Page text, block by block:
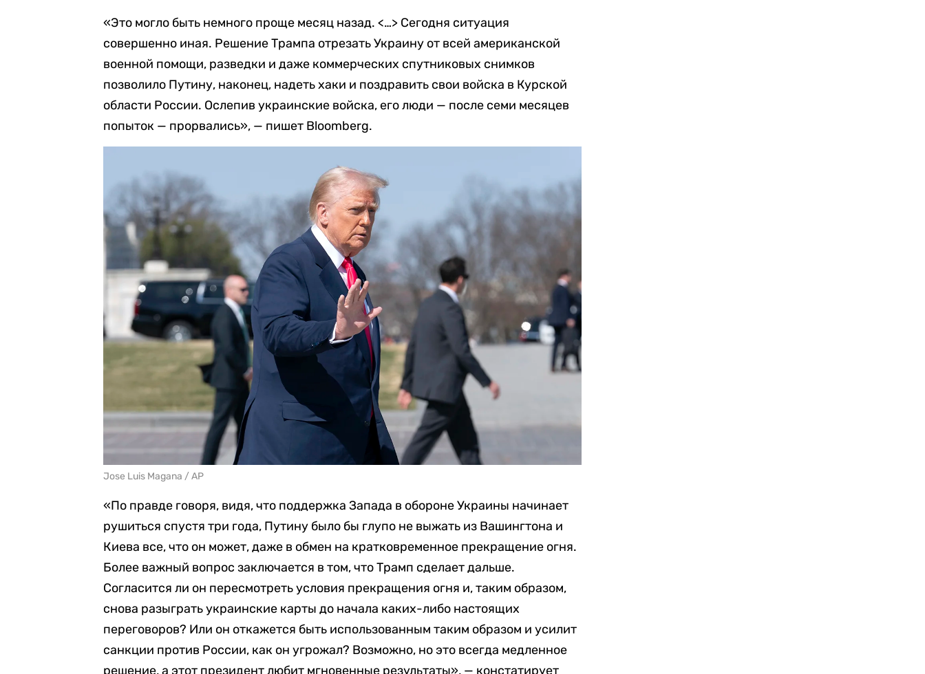
«Это могло быть немного проще месяц назад. <…> Сегодня ситуация
совершенно иная. Решение Трампа отрезать Украину от всей американской
военной помощи, разведки и даже коммерческих спутниковых снимков
позволило Путину, наконец, надеть хаки и поздравить свои войска в Курской
области России. Ослепив украинские войска, его люди — после семи месяцев
попыток — прорвались», — пишет Bloomberg.
Jose Luis Magana / AP
«По правде говоря, видя, что поддержка Запада в обороне Украины начинает
рушиться спустя три года, Путину было бы глупо не выжать из Вашингтона и
Киева все, что он может, даже в обмен на кратковременное прекращение огня.
Более важный вопрос заключается в том, что Трамп сделает дальше.
Согласится ли он пересмотреть условия прекращения огня и, таким образом,
снова разыграть украинские карты до начала каких-либо настоящих
переговоров? Или он откажется быть использованным таким образом и усилит
санкции против России, как он угрожал? Возможно, но это всегда медленное
решение, а этот президент любит мгновенные результаты», — констатирует